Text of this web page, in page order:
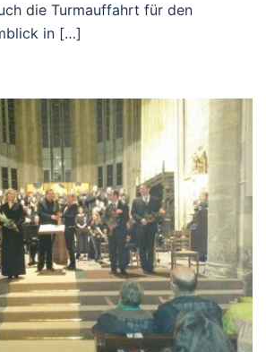
die Turmauffahrt für den
in […]